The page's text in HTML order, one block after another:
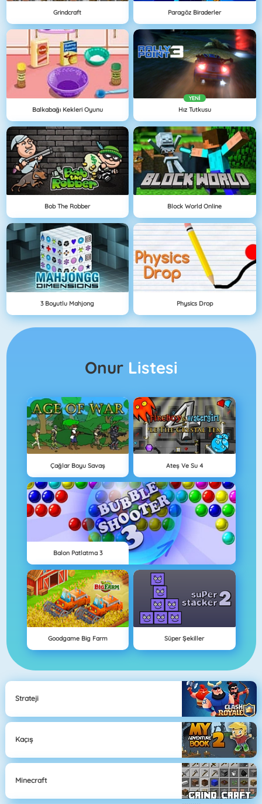
Grindcraft Paragöz Biraderler
Balkabağı Kekleri Oyunu
YENI
Hız Tutkusu
Bob The Robber Block World Online
3 Boyutlu Mahjong Physics Drop
Onur Listesi
Çağlar Boyu Savaş Ateş Ve Su 4
Balon Patlatma 3
Goodgame Big Farm Süper Şekiller
Strateji
Kaçış
Minecraft